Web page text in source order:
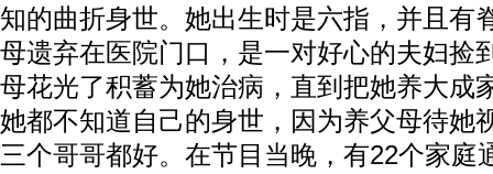
知的曲折身世。她出生时是六指，并且有
母遗弃在医院门口，是一对好心的夫妇捡
母花光了积蓄为她治病，直到把她养大成
她都不知道自己的身世，因为养父母待她
三个哥哥都好。在节目当晚，有22个家庭